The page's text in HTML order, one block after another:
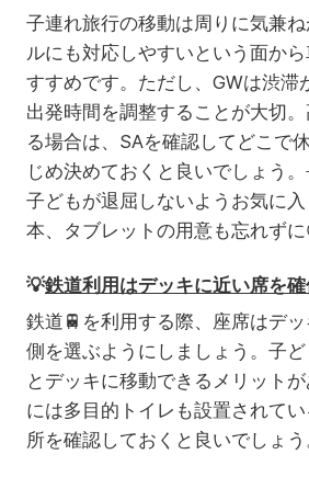
子連れ旅行の移動は周りに気兼
ルにも対応しやすいという面か
すすめです。ただし、GWは渋滞
出発時間を調整することが大切
る場合は、SAを確認してどこで
じめ決めておくと良いでしょう。
子どもが退屈しないようお気に
本、タブレットの用意も忘れず
💡鉄道利用はデッキに近い席を
鉄道🚆を利用する際、座席はデ
側を選ぶようにしましょう。子
とデッキに移動できるメリット
には多目的トイレも設置されて
所を確認しておくと良いでしょう